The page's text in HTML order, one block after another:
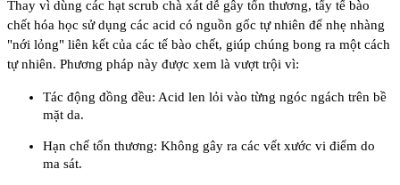
Thay vì dùng các hạt scrub chà xát dễ gây tổn thương, tẩy tế bào
chết hóa học sử dụng các acid có nguồn gốc tự nhiên để nhẹ nhàng
"nới lỏng" liên kết của các tế bào chết, giúp chúng bong ra một cách
tự nhiên. Phương pháp này được xem là vượt trội vì:
Tác động đồng đều: Acid len lỏi vào từng ngóc ngách trên bề
mặt da.
Hạn chế tổn thương: Không gây ra các vết xước vi điểm do
ma sát.